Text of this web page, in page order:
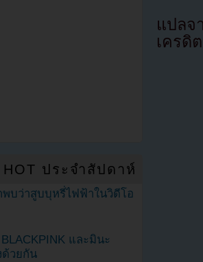
แปลจ
เครดิ
ประจำสัปดาห์
บว่าสูบบุหรี่ไฟฟ้าในวิดีโอ
และมินะ
ด้วยกัน